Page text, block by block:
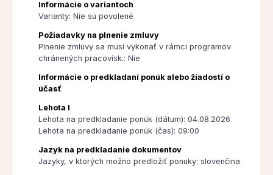
Informácie o variantoch
Varianty: Nie sú povolené
Požiadavky na plnenie zmluvy
Plnenie zmluvy sa musí vykonať v rámci programov
chránených pracovísk.: Nie
Informácie o predkladaní ponúk alebo žiadostí o
účasť
Lehota I
Lehota na predkladanie ponúk (dátum): 04.08.2026
Lehota na predkladanie ponúk (čas): 09:00
Jazyk na predkladanie dokumentov
Jazyky, v ktorých možno predložiť ponuky: slovenčina